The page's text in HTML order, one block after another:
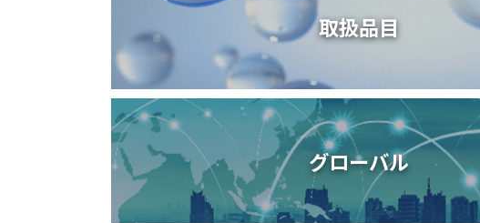
取扱品目
グローバル